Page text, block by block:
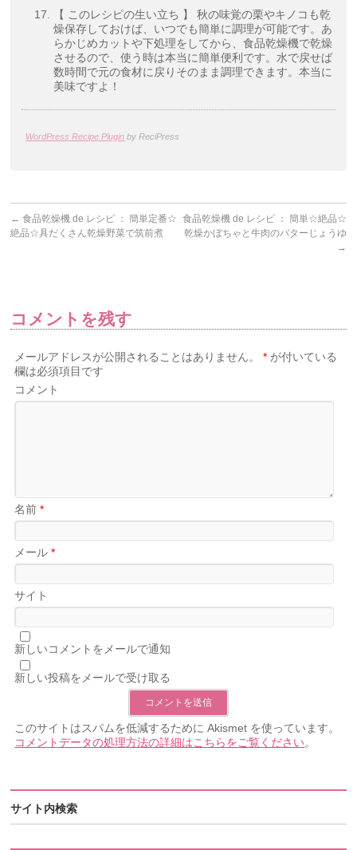
【 このレシピの生い立ち 】 秋の味覚の栗やキノコも乾
燥保存しておけば、いつでも簡単に調理が可能です。あ
らかじめカットや下処理をしてから、食品乾燥機で乾燥
させるので、使う時は本当に簡単便利です。水で戻せば
数時間で元の食材に戻りそのまま調理できます。本当に
美味ですよ！
WordPress Recipe Plugin by ReciPress
← 食品乾燥機 de レシピ ： 簡単定番☆
絶品☆具だくさん乾燥野菜で筑前煮
食品乾燥機 de レシピ ： 簡単☆絶品☆
乾燥かぼちゃと牛肉のバターじょうゆ
→
コメントを残す
メールアドレスが公開されることはありません。 * が付いている
欄は必須項目です
コメント
名前*
メール*
サイト
新しいコメントをメールで通知
新しい投稿をメールで受け取る
このサイトはスパムを低減するために Akismet を使っています。
コメントデータの処理方法の詳細はこちらをご覧ください。
サイト内検索